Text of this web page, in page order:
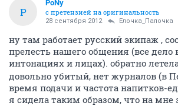
P
PoNy
с претензией на оригинальность
28 сентября 2012 Ёлочка_Палочка
ну там работает русский экипаж ,
прелесть нашего общения (все дело
интонациях и лицах). обратно
довольно убитый, нет журналов (в
время подачи и частота напитков-
я сидела таким образом, что на мне